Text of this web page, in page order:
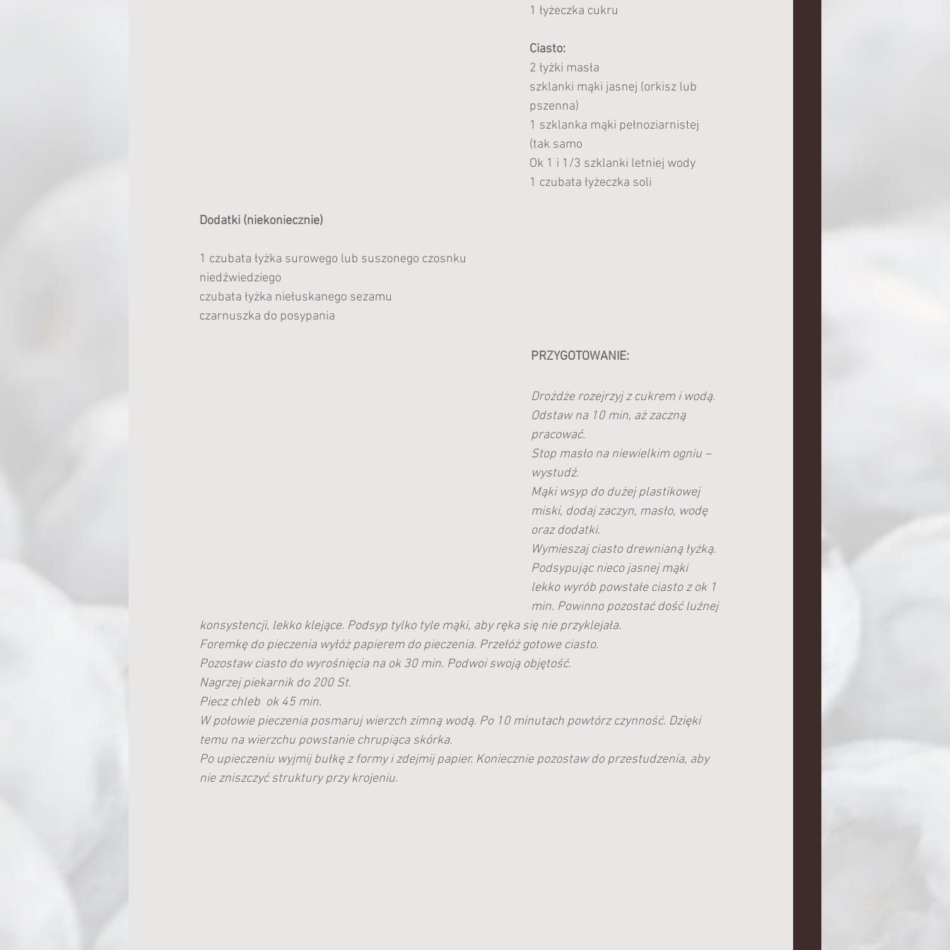
1 łyżeczka cukru
Ciasto:
2 łyżki masła
szklanki mąki jasnej (orkisz lub
pszenna)
1 szklanka mąki pełnoziarnistej
(tak samo
Ok 1 i 1/3 szklanki letniej wody
1 czubata łyżeczka soli
Dodatki (niekoniecznie)
1 czubata łyżka surowego lub suszonego czosnku
niedźwiedziego
czubata łyżka niełuskanego sezamu
czarnuszka do posypania
PRZYGOTOWANIE:
Drożdże rozejrzyj z cukrem i wodą.
Odstaw na 10 min, aż zaczną
pracować.
Stop masło na niewielkim ogniu –
wystudź.
Mąki wsyp do dużej plastikowej
miski, dodaj zaczyn, masło, wodę
oraz dodatki.
Wymieszaj ciasto drewnianą łyżką.
Podsypując nieco jasnej mąki
lekko wyrób powstałe ciasto z ok 1
min. Powinno pozostać dość luźnej
konsystencji, lekko klejące. Podsyp tylko tyle mąki, aby ręka się nie przyklejała.
Foremkę do pieczenia wyłóż papierem do pieczenia. Przełóż gotowe ciasto.
Pozostaw ciasto do wyrośnięcia na ok 30 min. Podwoi swoją objętość.
Nagrzej piekarnik do 200 St.
Piecz chleb  ok 45 min.
W połowie pieczenia posmaruj wierzch zimną wodą. Po 10 minutach powtórz czynność. Dzięki
temu na wierzchu powstanie chrupiąca skórka.
Po upieczeniu wyjmij bułkę z formy i zdejmij papier. Koniecznie pozostaw do przestudzenia, aby
nie zniszczyć struktury przy krojeniu.